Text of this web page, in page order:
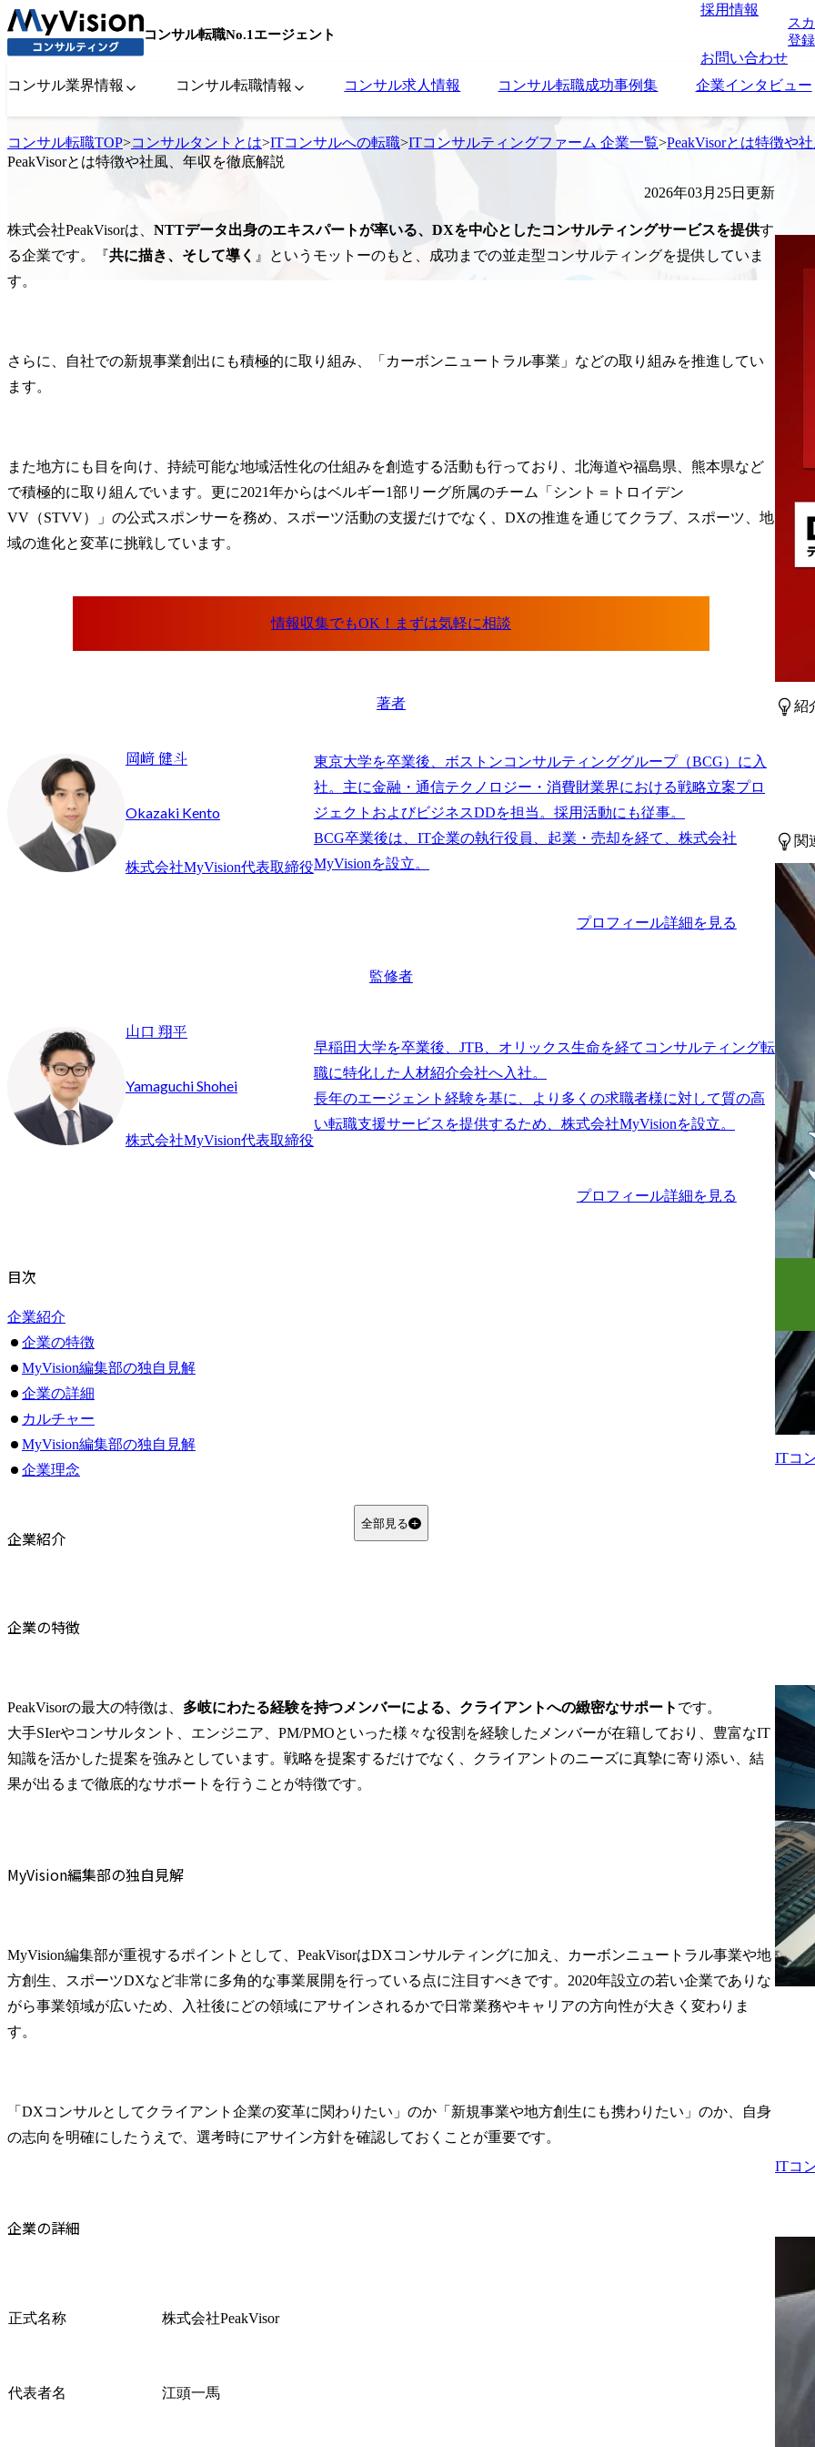
コンサル転職No.1エージェント
採用情報
お問い合わせ
ス
登
コンサル業界情報 コンサル転職情報 コンサル求人情報 コンサル転職成功事例集 企業インタビュー
コンサル転職TOP>コンサルタントとは>ITコンサルへの転職>ITコンサルティングファーム 企業一覧>PeakVisorとは特徴や
PeakVisorとは特徴や社風、年収を徹底解説
2026年03月25日更新
株式会社PeakVisorは、 NTTデータ出身のエキスパートが率いる、DXを中心としたコンサルティングサービスを提供す
る企業です。『共に描き、そして導く 』というモットーのもと、成功までの並走型コンサルティングを提供していま
す。
さらに、自社での新規事業創出にも積極的に取り組み、「カーボンニュートラル事業」などの取り組みを推進してい
ます。
また地方にも目を向け、持続可能な地域活性化の仕組みを創造する活動も行っており、北海道や福島県、熊本県など
で積極的に取り組んでいます。更に2021年からはベルギー1部リーグ所属のチーム「シント＝トロイデン
VV（STVV）」の公式スポンサーを務め、スポーツ活動の支援だけでなく、DXの推進を通じてクラブ、スポーツ、地
域の進化と変革に挑戦しています。
著者
岡﨑 健斗
Okazaki Kento
株式会社MyVision代表取締役
東京大学を卒業後、ボストンコンサルティンググループ（BCG）に入
社。主に金融・通信テクノロジー・消費財業界における戦略立案プロ
ジェクトおよびビジネスDDを担当。採用活動にも従事。
BCG卒業後は、IT企業の執行役員、起業・売却を経て、株式会社
プロフィール詳細を見る
監修者
山口 翔平
Yamaguchi Shohei
株式会社MyVision代表取締役
早稲田大学を卒業後、JTB、オリックス生命を経てコンサルティング転
職に特化した人材紹介会社へ入社。
長年のエージェント経験を基に、より多くの求職者様に対して質の高
プロフィール詳細を見る
目次
企業紹介
企業の特徴
MyVision編集部の独自見解
企業の詳細
カルチャー
MyVision編集部の独自見解
企業理念
Q1. PeakVisorはどのような企業をクライアントとしていますか？
全部見る
企業紹介
企業の特徴
PeakVisorの最大の特徴は、 多岐にわたる経験を持つメンバーによる、クライアントへの緻密なサポート です。
大手SIerやコンサルタント、エンジニア、PM/PMOといった様々な役割を経験したメンバーが在籍しており、豊富なIT
知識を活かした提案を強みとしています。戦略を提案するだけでなく、クライアントのニーズに真摯に寄り添い、結
果が出るまで徹底的なサポートを行うことが特徴です。
MyVision編集部の独自見解
MyVision編集部が重視するポイントとして、PeakVisorはDXコンサルティングに加え、カーボンニュートラル事業や地
方創生、スポーツDXなど非常に多角的な事業展開を行っている点に注目すべきです。2020年設立の若い企業でありな
がら事業領域が広いため、入社後にどの領域にアサインされるかで日常業務やキャリアの方向性が大きく変わりま
す。
「DXコンサルとしてクライアント企業の変革に関わりたい」のか「新規事業や地方創生にも携わりたい」のか、自身
の志向を明確にしたうえで、選考時にアサイン方針を確認しておくことが重要です。
企業の詳細
正式名称 株式会社PeakVisor
代表者名 江頭一馬
紹
関
ITコ
ITコ